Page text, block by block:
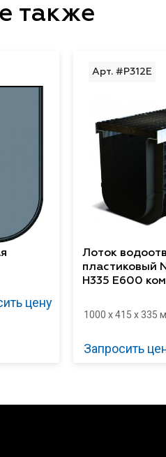
также
цену
Арт. #P312Е
Лоток
пластиковый
H335 Е600
1000 x 415 x 335
Запросить